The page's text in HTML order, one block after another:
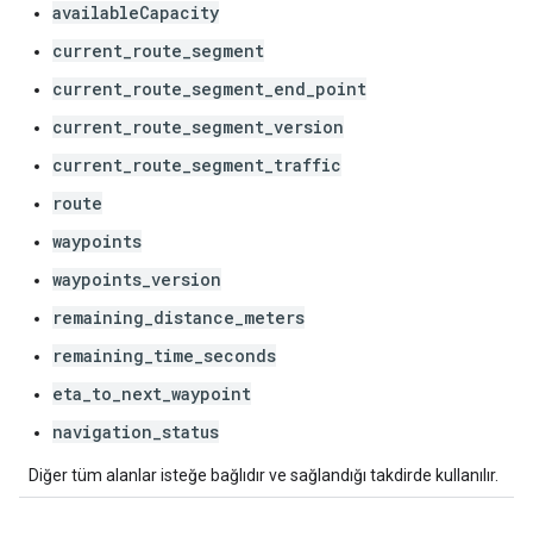
availableCapacity
current_route_segment
current_route_segment_end_point
current_route_segment_version
current_route_segment_traffic
route
waypoints
waypoints_version
remaining_distance_meters
remaining_time_seconds
eta_to_next_waypoint
navigation_status
Diğer tüm alanlar isteğe bağlıdır ve sağlandığı takdirde kullanılır.